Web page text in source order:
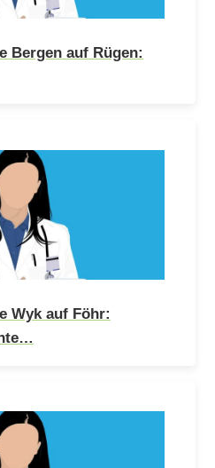
Bergen auf Rügen:
Wyk auf Föhr: